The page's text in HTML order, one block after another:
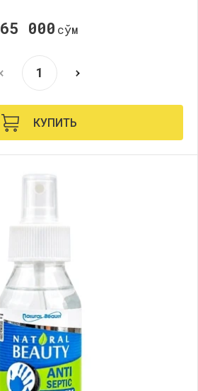
65 000 сўм
КУПИТЬ